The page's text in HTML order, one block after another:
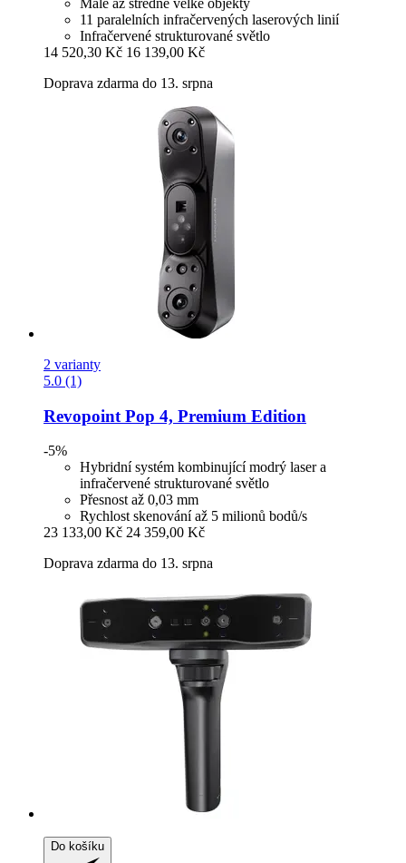
11 paralelních infračervených laserových linií
Infračervené strukturované světlo
14 520,30 Kč 16 139,00 Kč
Doprava zdarma do 13. srpna
2 varianty
5.0 (1)
Revopoint Pop 4, Premium Edition
-5%
Hybridní systém kombinující modrý laser a
infračervené strukturované světlo
Přesnost až 0,03 mm
Rychlost skenování až 5 milionů bodů/s
23 133,00 Kč 24 359,00 Kč
Doprava zdarma do 13. srpna
Do košíku